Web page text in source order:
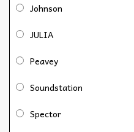
Johnson
JULIA
Peavey
Soundstation
Spector